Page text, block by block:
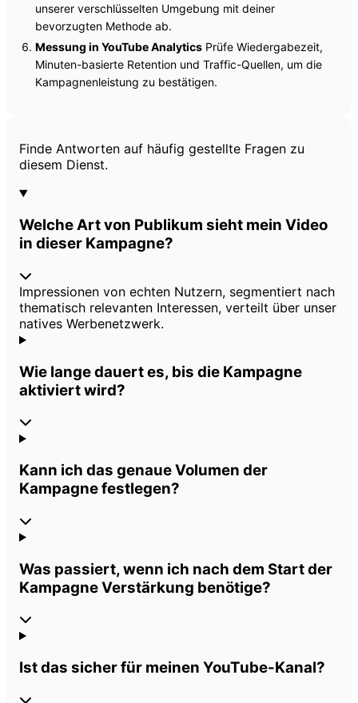
unserer verschlüsselten Umgebung mit deiner
bevorzugten Methode ab.
Messung in YouTube Analytics Prüfe Wiedergabezeit,
Minuten-basierte Retention und Traffic-Quellen, um die
Kampagnenleistung zu bestätigen.
Häufig gestellte Fragen
Finde Antworten auf häufig gestellte Fragen zu
diesem Dienst.
Welche Art von Publikum sieht mein Video
in dieser Kampagne?
Impressionen von echten Nutzern, segmentiert nach
thematisch relevanten Interessen, verteilt über unser
natives Werbenetzwerk.
Wie lange dauert es, bis die Kampagne
aktiviert wird?
Kann ich das genaue Volumen der
Kampagne festlegen?
Was passiert, wenn ich nach dem Start der
Kampagne Verstärkung benötige?
Ist das sicher für meinen YouTube-Kanal?